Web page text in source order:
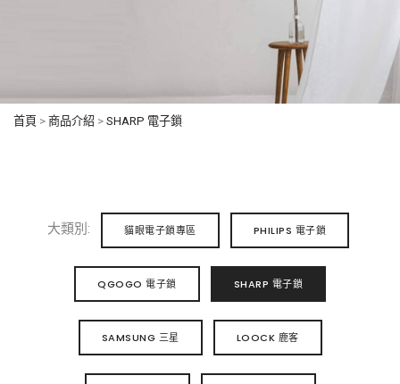
首頁 > 商品介紹 > SHARP 電子鎖
大類別: 貓眼電子鎖專區 PHILIPS 電子鎖
QGOGO 電子鎖 SHARP 電子鎖
SAMSUNG 三星 LOOCK 鹿客